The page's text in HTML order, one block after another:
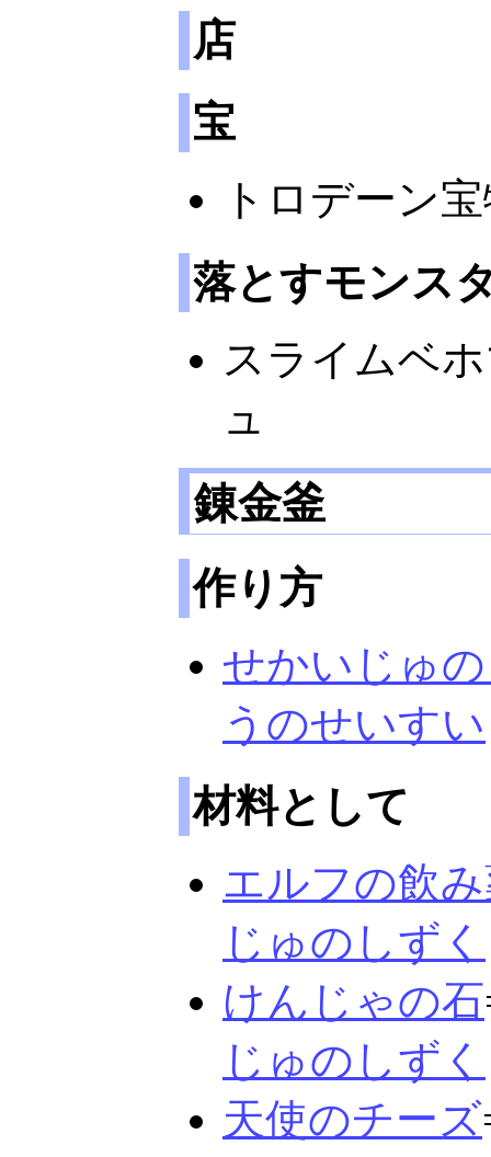
店
宝
トロデーン
落とすモンス
スライムベ
ュ
錬金釜
作り方
せかいじゅ
うのせいすい
材料として
エルフの飲
じゅのしずく
けんじゃの石
じゅのしずく
天使のチーズ